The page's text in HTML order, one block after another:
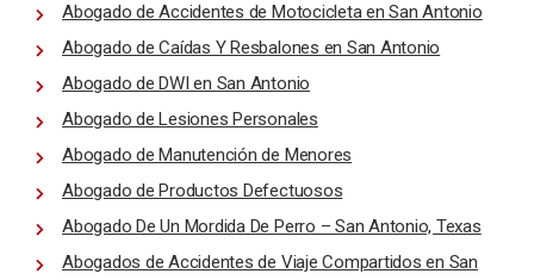
Abogado de Accidentes de Motocicleta en San Antonio
Abogado de Caídas Y Resbalones en San Antonio
Abogado de DWI en San Antonio
Abogado de Lesiones Personales
Abogado de Manutención de Menores
Abogado de Productos Defectuosos
Abogado De Un Mordida De Perro – San Antonio, Texas
Abogados de Accidentes de Viaje Compartidos en San